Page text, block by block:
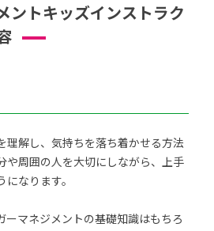
ントキッズインストラク
理解し、気持ちを落ち着かせる方法
や周囲の人を大切にしながら、上手
なります。
ーマネジメントの基礎知識はもちろ